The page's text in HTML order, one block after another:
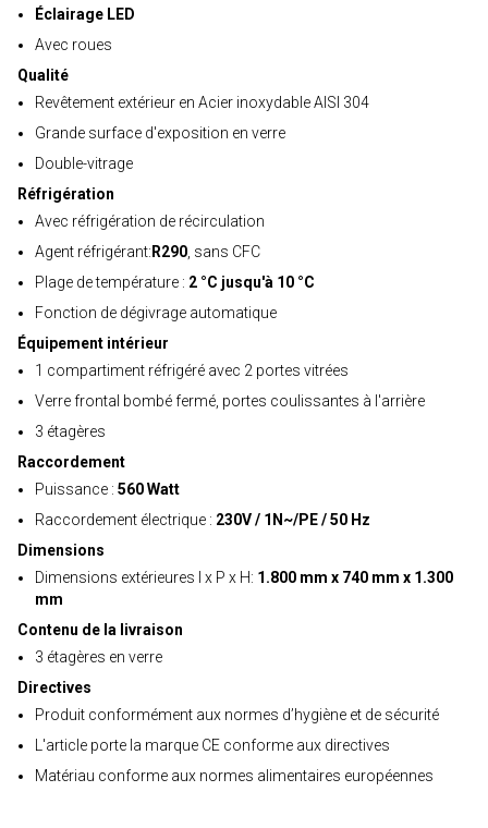
Éclairage LED
Avec roues
Qualité
Revêtement extérieur en Acier inoxydable AISI 304
Grande surface d'exposition en verre
Double-vitrage
Réfrigération
Avec réfrigération de récirculation
Agent réfrigérant: R290 , sans CFC
Plage de température : 2 °C jusqu'à 10 °C
Fonction de dégivrage automatique
Équipement intérieur
1 compartiment réfrigéré avec 2 portes vitrées
Verre frontal bombé fermé, portes coulissantes à l'arrière
3 étagères
Raccordement
Puissance : 560 Watt
Raccordement électrique : 230V / 1N~/PE / 50 Hz
Dimensions
Dimensions extérieures l x P x H: 1.800 mm x 740 mm x 1.300
mm
Contenu de la livraison
3 étagères en verre
Directives
Produit conformément aux normes d’hygiène et de sécurité
L'article porte la marque CE conforme aux directives
Matériau conforme aux normes alimentaires européennes